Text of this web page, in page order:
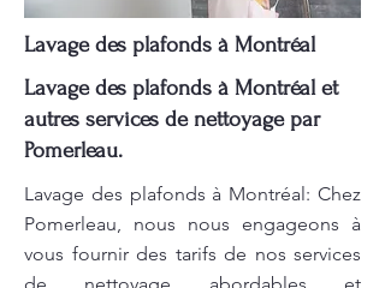
Lavage des plafonds à Montréal
Lavage des plafonds à Montréal et
autres services de nettoyage par
Pomerleau.
Lavage des plafonds à Montréal: Chez
Pomerleau, nous nous engageons à
vous fournir des tarifs de nos services